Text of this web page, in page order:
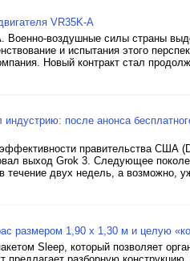
VR35K-A
Военно-воздушные силы страны
и испытания этого
Новый контракт стал
после анонса
правительства США
выход Grok 3. Следующее
течение двух недель, а возможно,
размером 1,90 х 1,30 м и целую
Sleep, который позволяет